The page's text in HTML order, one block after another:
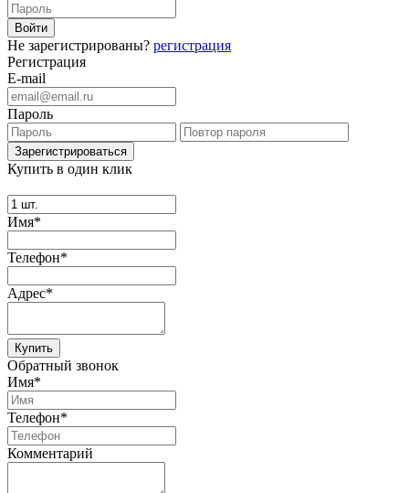
Не зарегистрированы? регистрация
Регистрация
E-mail
Пароль
Купить в один клик
Имя*
Телефон*
Адрес*
Купить
Обратный звонок
Имя*
Телефон*
Комментарий